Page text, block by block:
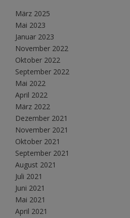
März 2025
Mai 2023
Januar 2023
November 2022
Oktober 2022
September 2022
Mai 2022
April 2022
März 2022
Dezember 2021
November 2021
Oktober 2021
September 2021
August 2021
Juli 2021
Juni 2021
Mai 2021
April 2021